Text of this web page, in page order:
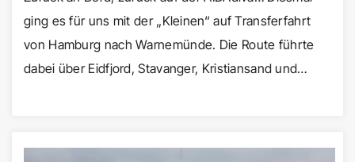
ging es für uns mit der „Kleinen“ auf Transferfahrt
von Hamburg nach Warnemünde. Die Route führte
dabei über Eidfjord, Stavanger, Kristiansand und…